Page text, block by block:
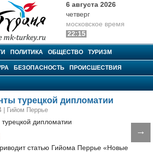
6 августа 2026
четверг
московское время
22:15
ПОЛИТИКА ОБЩЕСТВО ТУРИЗМ
БЕЗОПАСНОСТЬ ПРОИСШЕСТВИЯ
турецкой дипломатии
Гийом Перрье
→
статью Гийома Перрье «Новые